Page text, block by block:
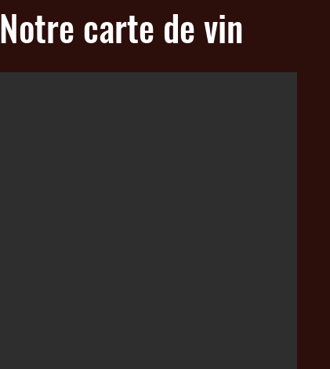
Notre carte de vin